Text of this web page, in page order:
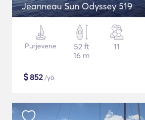
Jeanneau Sun Odyssey 519
Purjevene
52 ft
16 m
11
$852/yö